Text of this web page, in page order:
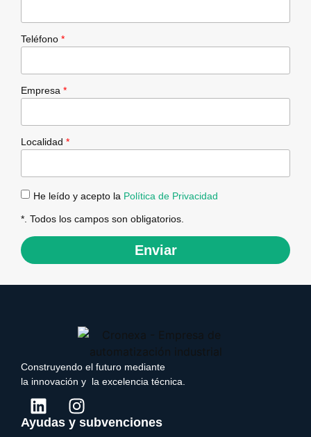
Teléfono *
Empresa *
Localidad *
He leído y acepto la Política de Privacidad
*. Todos los campos son obligatorios.
Enviar
Construyendo el futuro mediante
la innovación y la excelencia técnica.
Ayudas y subvenciones